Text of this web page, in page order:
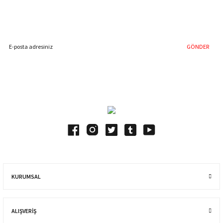
GÖNDER
KURUMSAL
ALIŞVERIŞ